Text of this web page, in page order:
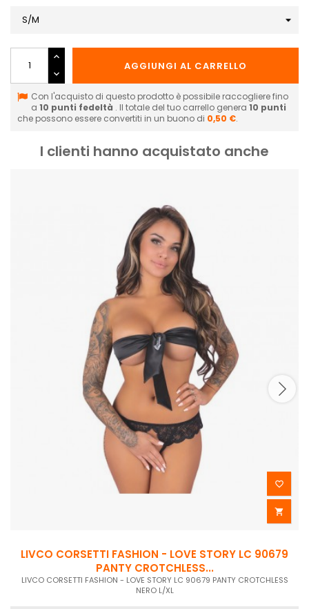
AGGIUNGI AL CARRELLO
Con l'acquisto di questo prodotto è possibile raccogliere fino
a 10 punti fedeltà . Il totale del tuo carrello genera 10 punti
che possono essere convertiti in un buono di 0,50 €.
I clienti hanno acquistato anche


LIVCO CORSETTI FASHION - LOVE STORY LC 90679
PANTY CROTCHLESS...
LIVCO CORSETTI FASHION - LOVE STORY LC 90679 PANTY CROTCHLESS
NERO L/XL